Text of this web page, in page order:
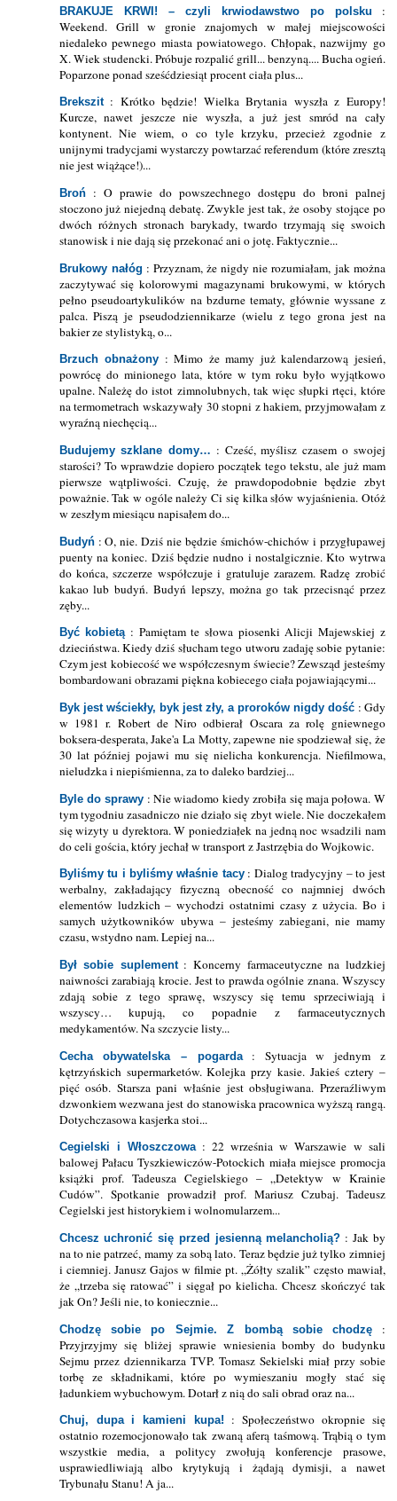
BRAKUJE KRWI! – czyli krwiodawstwo po polsku
:
Weekend. Grill w gronie znajomych w małej miejscowości
niedaleko pewnego miasta powiatowego. Chłopak, nazwijmy go
X. Wiek studencki. Próbuje rozpalić grill... benzyną.... Bucha ogień.
Poparzone ponad sześćdziesiąt procent ciała plus...
Brekszit: Krótko będzie! Wielka Brytania wyszła z Europy!
Kurcze, nawet jeszcze nie wyszła, a już jest smród na cały
kontynent. Nie wiem, o co tyle krzyku, przecież zgodnie z
unijnymi tradycjami wystarczy powtarzać referendum (które zresztą
nie jest wiążące!)...
Broń: O prawie do powszechnego dostępu do broni palnej
stoczono już niejedną debatę. Zwykle jest tak, że osoby stojące po
dwóch różnych stronach barykady, twardo trzymają się swoich
stanowisk i nie dają się przekonać ani o jotę. Faktycznie...
Brukowy nałóg : Przyznam, że nigdy nie rozumiałam, jak można
zaczytywać się kolorowymi magazynami brukowymi, w których
pełno pseudoartykulików na bzdurne tematy, głównie wyssane z
palca. Piszą je pseudodziennikarze (wielu z tego grona jest na
bakier ze stylistyką, o...
Brzuch obnażony : Mimo że mamy już kalendarzową jesień,
powrócę do minionego lata, które w tym roku było wyjątkowo
upalne. Należę do istot zimnolubnych, tak więc słupki rtęci, które
na termometrach wskazywały 30 stopni z hakiem, przyjmowałam z
wyraźną niechęcią...
Budujemy szklane domy… : Cześć, myślisz czasem o swojej
starości? To wprawdzie dopiero początek tego tekstu, ale już mam
pierwsze wątpliwości. Czuję, że prawdopodobnie będzie zbyt
poważnie. Tak w ogóle należy Ci się kilka słów wyjaśnienia. Otóż
w zeszłym miesiącu napisałem do...
Budyń: O, nie. Dziś nie będzie śmichów-chichów i przygłupawej
puenty na koniec. Dziś będzie nudno i nostalgicznie. Kto wytrwa
do końca, szczerze współczuje i gratuluje zarazem. Radzę zrobić
kakao lub budyń. Budyń lepszy, można go tak przecisnąć przez
zęby...
Być kobietą: Pamiętam te słowa piosenki Alicji Majewskiej z
dzieciństwa. Kiedy dziś słucham tego utworu zadaję sobie pytanie:
Czym jest kobiecość we współczesnym świecie? Zewsząd jesteśmy
bombardowani obrazami piękna kobiecego ciała pojawiającymi...
Byk jest wściekły, byk jest zły, a proroków nigdy dość : Gdy
w 1981 r. Robert de Niro odbierał Oscara za rolę gniewnego
boksera-desperata, Jake'a La Motty, zapewne nie spodziewał się, że
30 lat później pojawi mu się nielicha konkurencja. Niefilmowa,
nieludzka i niepiśmienna, za to daleko bardziej...
Byle do sprawy : Nie wiadomo kiedy zrobiła się maja połowa. W
tym tygodniu zasadniczo nie działo się zbyt wiele. Nie doczekałem
się wizyty u dyrektora. W poniedziałek na jedną noc wsadzili nam
do celi gościa, który jechał w transport z Jastrzębia do Wojkowic.
Byliśmy tu i byliśmy właśnie tacy: Dialog tradycyjny – to jest
werbalny, zakładający fizyczną obecność co najmniej dwóch
elementów ludzkich – wychodzi ostatnimi czasy z użycia. Bo i
samych użytkowników ubywa – jesteśmy zabiegani, nie mamy
czasu, wstydno nam. Lepiej na...
Był sobie suplement: Koncerny farmaceutyczne na ludzkiej
naiwności zarabiają krocie. Jest to prawda ogólnie znana. Wszyscy
zdają sobie z tego sprawę, wszyscy się temu sprzeciwiają i
wszyscy… kupują, co popadnie z farmaceutycznych
medykamentów. Na szczycie listy...
Cecha obywatelska – pogarda: Sytuacja w jednym z
kętrzyńskich supermarketów. Kolejka przy kasie. Jakieś cztery –
pięć osób. Starsza pani właśnie jest obsługiwana. Przeraźliwym
dzwonkiem wezwana jest do stanowiska pracownica wyższą rangą.
Dotychczasowa kasjerka stoi...
Cegielski i Włoszczowa: 22 września w Warszawie w sali
balowej Pałacu Tyszkiewiczów-Potockich miała miejsce promocja
książki prof. Tadeusza Cegielskiego – „Detektyw w Krainie
Cudów”. Spotkanie prowadził prof. Mariusz Czubaj. Tadeusz
Cegielski jest historykiem i wolnomularzem...
Chcesz uchronić się przed jesienną melancholią? : Jak by
na to nie patrzeć, mamy za sobą lato. Teraz będzie już tylko zimniej
i ciemniej. Janusz Gajos w filmie pt. „Żółty szalik” często mawiał,
że „trzeba się ratować” i sięgał po kielicha. Chcesz skończyć tak
jak On? Jeśli nie, to koniecznie...
Chodzę sobie po Sejmie. Z bombą sobie chodzę
:
Przyjrzyjmy się bliżej sprawie wniesienia bomby do budynku
Sejmu przez dziennikarza TVP. Tomasz Sekielski miał przy sobie
torbę ze składnikami, które po wymieszaniu mogły stać się
ładunkiem wybuchowym. Dotarł z nią do sali obrad oraz na...
Chuj, dupa i kamieni kupa!
: Społeczeństwo okropnie się
ostatnio rozemocjonowało tak zwaną aferą taśmową. Trąbią o tym
wszystkie media, a politycy zwołują konferencje prasowe,
usprawiedliwiają albo krytykują i żądają dymisji, a nawet
Trybunału Stanu! A ja...